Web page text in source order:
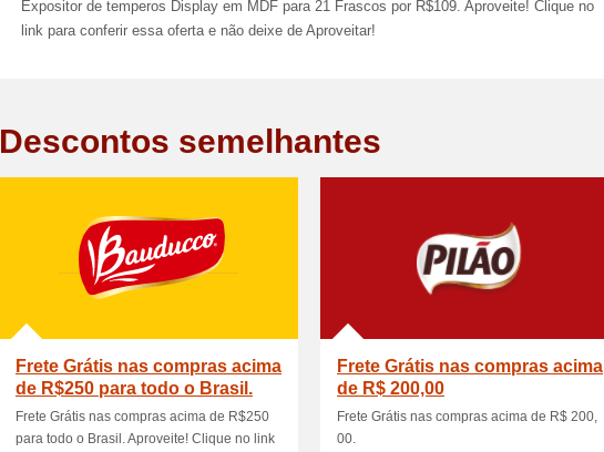
Expositor de temperos Display em MDF para 21 Frascos por R$109. Aproveite! Clique no
link para conferir essa oferta e não deixe de Aproveitar!
Descontos semelhantes
Frete Grátis nas compras acima
de R$250 para todo o Brasil.
Frete Grátis nas compras acima de R$250
para todo o Brasil. Aproveite! Clique no link
Frete Grátis nas compras acima
de R$ 200,00
Frete Grátis nas compras acima de R$ 200,
00.